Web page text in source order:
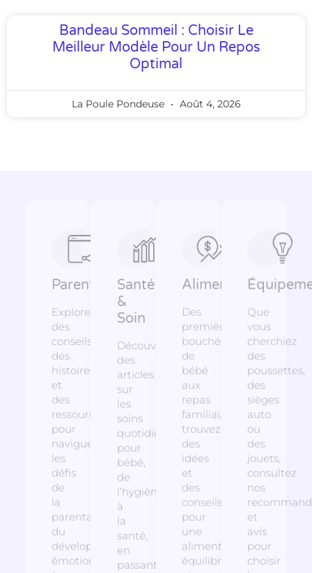
Bandeau Sommeil : Choisir Le
Meilleur Modèle Pour Un Repos
Optimal
La Poule Pondeuse Août 4, 2026
Parentalité
Explorez
des
conseils,
des
histoires
et
des
ressources
pour
naviguer
les
défis
de
la
parentalité,
du
développement
émotionnel
Santé
&
Soin
Découvrez
des
articles
sur
les
soins
quotidiens
pour
bébé,
de
l’hygiène
à
la
santé,
en
passant
Alimentation
Des
premières
bouchées
de
bébé
aux
repas
familiaux,
trouvez
des
idées
et
des
conseils
pour
une
alimentation
équilibrée
Que
vous
cherchiez
des
poussettes,
des
sièges
auto
ou
des
jouets,
consultez
nos
et
avis
pour
choisir